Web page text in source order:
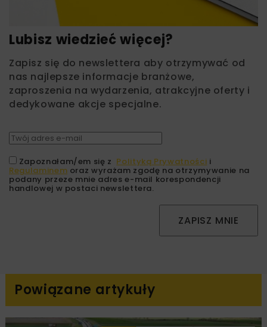
Lubisz wiedzieć więcej?
Zapisz się do newslettera aby otrzymywać od
nas najlepsze informacje branżowe,
zaproszenia na wydarzenia, atrakcyjne oferty i
dedykowane akcje specjalne.
Zapoznałam/em się z Polityką Prywatności i
Regulaminem oraz wyrażam zgodę na otrzymywanie na
podany przeze mnie adres e-mail korespondencji
handlowej w postaci newslettera.
ZAPISZ MNIE
Powiązane artykuły